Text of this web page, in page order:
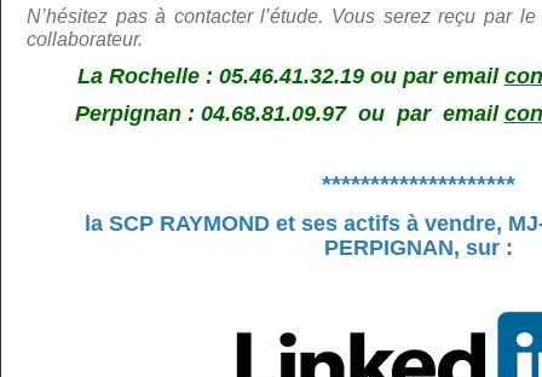
N’hésitez pas à contacter l’étude. Vous serez reçu par
collaborateur.
La Rochelle : 05.46.41.32.19 ou par email
Perpignan : 04.68.81.09.97 ou par email
********************
la SCP RAYMOND et ses actifs à vendre,
PERPIGNAN, sur :